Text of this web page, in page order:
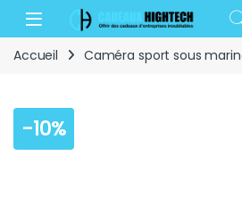
Skip to navigation
Skip to content
Open
Accueil Caméra sport sous
-10%